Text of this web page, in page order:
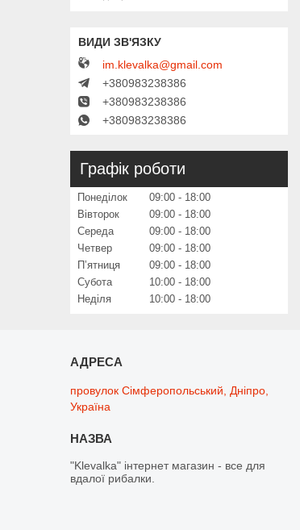
im.klevalka@gmail.com
+380983238386
+380983238386
+380983238386
Графік роботи
Понеділок 09:00
18:00
Вівторок
09:00
18:00
Середа
09:00
18:00
Четвер
09:00
18:00
Пʼятниця
09:00
18:00
Субота
10:00
18:00
Неділя
10:00 18:00
провулок Сімферопольський, Дніпро,
Україна
"Klevalka" інтернет магазин - все для
вдалої рибалки.